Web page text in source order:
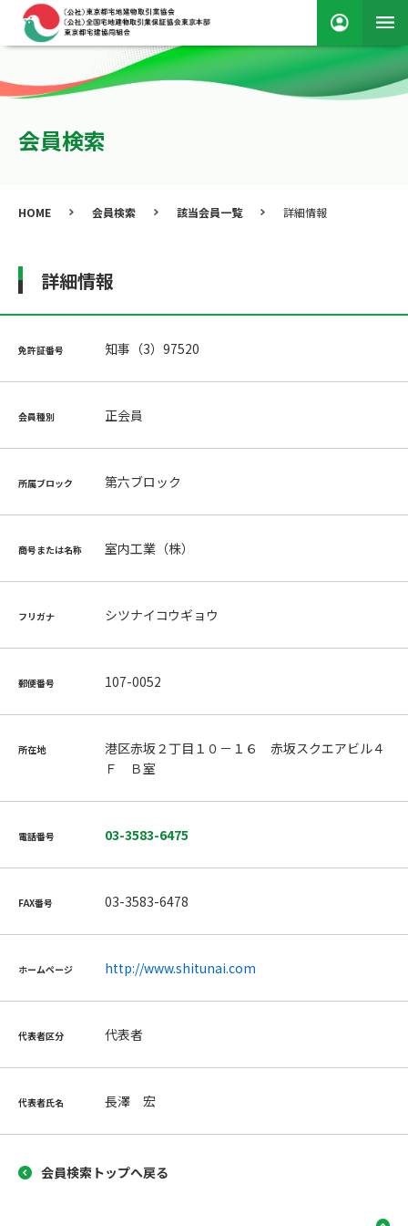
会員検索
HOME 会員検索 該当会員一覧 詳細情報
詳細情報
免許証番号 知事（3）97520
会員種別 正会員
所属ブロック 第六ブロック
商号または名称 室内工業（株）
フリガナ シツナイコウギョウ
郵便番号 107-0052
所在地
港区赤坂２丁目１０－１６ 赤坂スクエアビル４
Ｆ Ｂ室
電話番号 03-3583-6475
FAX番号 03-3583-6478
ホームページ http://www.shitunai.com
代表者区分 代表者
代表者氏名 長澤 宏
会員検索トップへ戻る